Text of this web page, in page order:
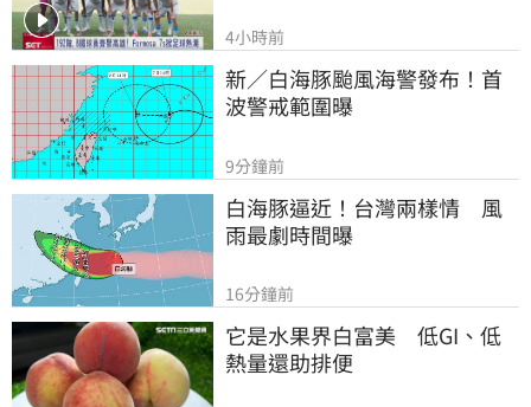
4小時前
新／白海豚颱風海警發布！首
波警戒範圍曝
9分鐘前
白海豚逼近！台灣兩樣情　風
雨最劇時間曝
16分鐘前
它是水果界白富美　低GI、低
熱量還助排便